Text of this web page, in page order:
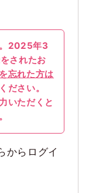
2025年3
されたお
忘れた方は
ださい。
いただくと
からログイ